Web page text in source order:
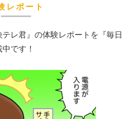
レポート
レ君』の体験レポートを『毎日
です！